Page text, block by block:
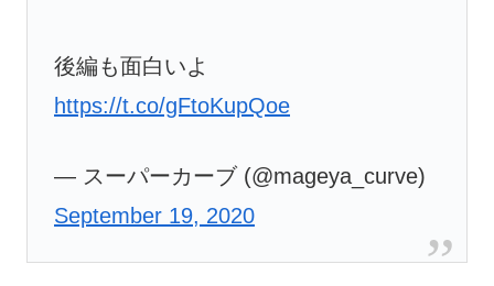
後編も面白いよ
https://t.co/gFtoKupQoe
— スーパーカーブ (@mageya_curve)
September 19, 2020